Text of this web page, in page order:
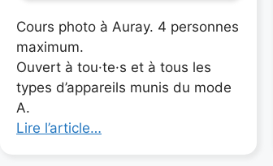
Cours photo à Auray. 4 personnes
maximum.
Ouvert à tou·te·s et à tous les
types d’appareils munis du mode
A.
Lire l’article…